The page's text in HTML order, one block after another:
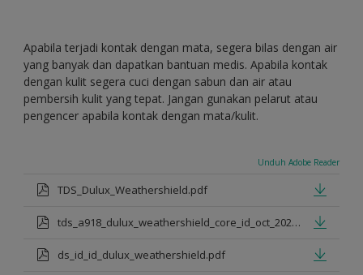
Apabila terjadi kontak dengan mata, segera bilas dengan air
yang banyak dan dapatkan bantuan medis. Apabila kontak
dengan kulit segera cuci dengan sabun dan air atau
pembersih kulit yang tepat. Jangan gunakan pelarut atau
pengencer apabila kontak dengan mata/kulit.
Unduh Adobe Reader
TDS_Dulux_Weathershield.pdf
tds_a918_dulux_weathershield_core_id_oct_2021.pdf
ds_id_id_dulux_weathershield.pdf